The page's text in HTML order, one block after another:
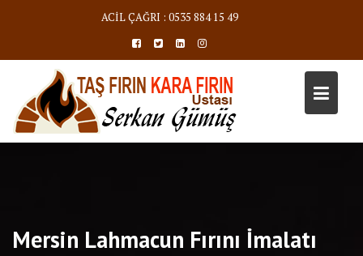
ACİL ÇAĞRI : 0535 884 15 49
Mersin Lahmacun Fırını İmalatı